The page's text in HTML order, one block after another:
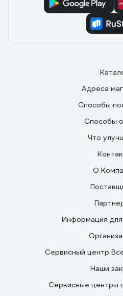
Адреса
Способы
Способы
Что
О
Информация
Сервисный центр
Наши
Сервисные центры